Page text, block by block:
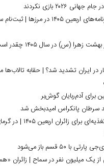
۲۰۲۶ بازی نکردند
قیمت قبر در بهشت
در ایران تشدید شد؟ | حقابه تالاب‌ها
برای آدم‌ربایان گوش‌بر
سرطان پانکراس امیدبخش شد
توصیه‌های تغذیه‌ای
با ۵۰ قسم باز می‌شود
یک میلیون نفر در سماح | زائران